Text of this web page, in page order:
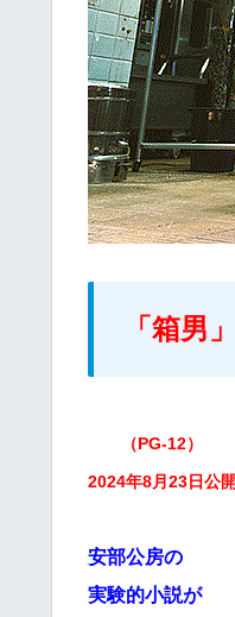
「箱男」
（PG-12）
2024年8月23日公
安部公房の
実験的小説が